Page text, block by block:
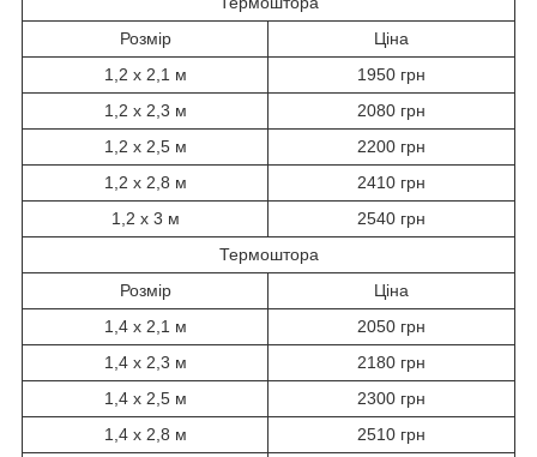
Розмір
Ціна
1,2 х 2,1 м
1950 грн
1,2 х 2,3 м
2080 грн
1,2 х 2,5 м
2200 грн
1,2 х 2,8 м
2410 грн
1,2 х 3 м
2540 грн
Термоштора
Розмір
Ціна
1,4 х 2,1 м
2050 грн
1,4 х 2,3 м
2180 грн
1,4 х 2,5 м
2300 грн
1,4 х 2,8 м
2510 грн